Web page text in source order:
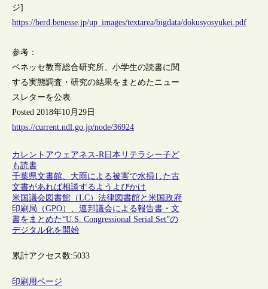
ジ]
https://berd.benesse.jp/up_images/textarea/bigdata/dokusyosyukei.pdf
参考：
ベネッセ教育総合研究所、小学生の読書に関
する実態調査・研究の結果をまとめたニュー
スレターを公表
Posted 2018年10月29日
https://current.ndl.go.jp/node/36924
カレントアウェアネス-R日本 リテラシー子ど
も読書
千葉県文書館、大雨による被害で水損した古
文書があれば相談するようよびかけ
米国議会図書館（LC）法律図書館と米国政府
印刷局（GPO）、連邦議会による報告書・文
書をまとめた“U.S. Congressional Serial Set”の
デジタル化を開始
累計アクセス数:5033
印刷用ページ